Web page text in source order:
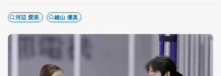
河辺 愛菜 鍵山 優真